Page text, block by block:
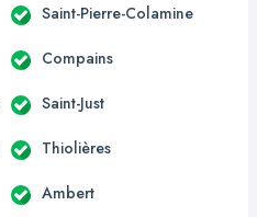
Saint-Pierre-Colamine
Compains
Saint-Just
Thiolières
Ambert